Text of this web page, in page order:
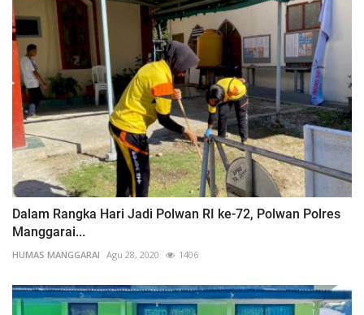
Dalam Rangka Hari Jadi Polwan RI ke-72, Polwan Polres
Manggarai...
HUMAS MANGGARAI Agu 28, 2020 1406